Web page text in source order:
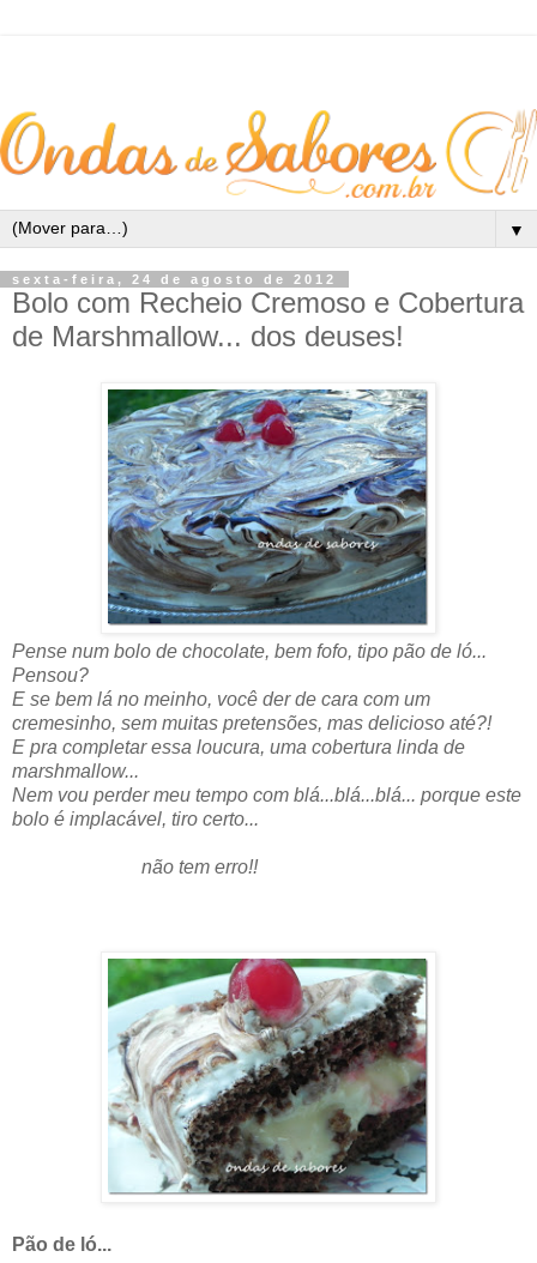
▼
sexta-feira, 24 de agosto de 2012
Bolo com Recheio Cremoso e Cobertura
de Marshmallow... dos deuses!
Pense num bolo de chocolate, bem fofo, tipo pão de ló...
Pensou?
E se bem lá no meinho, você der de cara com um
cremesinho, sem muitas pretensões, mas delicioso até?!
E pra completar essa loucura, uma cobertura linda de
marshmallow...
Nem vou perder meu tempo com blá...blá...blá... porque este
bolo é implacável, tiro certo...
não tem erro!!
Pão de ló...